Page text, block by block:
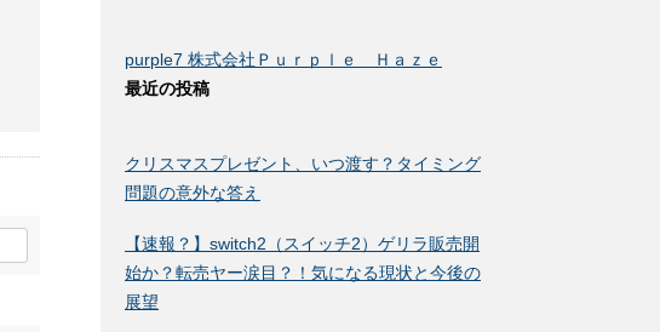
purple7 株式会社Ｐｕｒｐｌｅ Ｈａｚｅ
最近の投稿
クリスマスプレゼント、いつ渡す？タイミング
問題の意外な答え
【速報？】switch2（スイッチ2）ゲリラ販売開
始か？転売ヤー涙目？！気になる現状と今後の
展望